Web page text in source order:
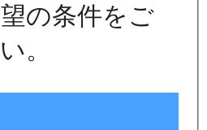
の条件をご
。